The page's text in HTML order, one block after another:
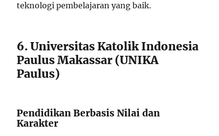
teknologi pembelajaran yang baik.
6. Universitas Katolik Indonesia
Paulus Makassar (UNIKA
Paulus)
Pendidikan Berbasis Nilai dan
Karakter